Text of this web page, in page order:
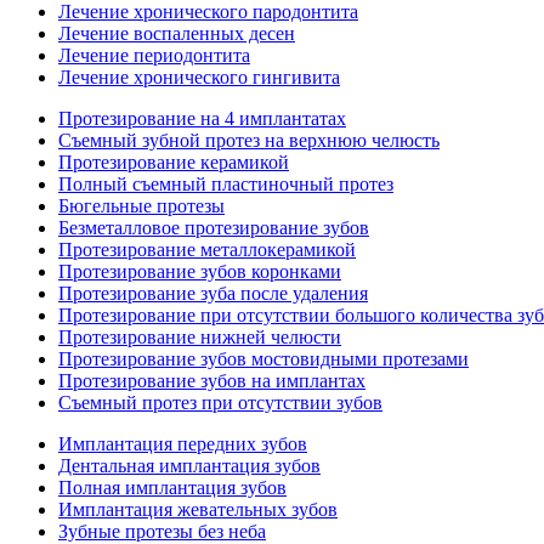
Лечение хронического пародонтита
Лечение воспаленных десен
Лечение периодонтита
Лечение хронического гингивита
Протезирование на 4 имплантатах
Съемный зубной протез на верхнюю челюсть
Протезирование керамикой
Полный съемный пластиночный протез
Бюгельные протезы
Безметалловое протезирование зубов
Протезирование металлокерамикой
Протезирование зубов коронками
Протезирование зуба после удаления
Протезирование при отсутствии большого количества
Протезирование нижней челюсти
Протезирование зубов мостовидными протезами
Протезирование зубов на имплантах
Съемный протез при отсутствии зубов
Имплантация передних зубов
Дентальная имплантация зубов
Полная имплантация зубов
Имплантация жевательных зубов
Зубные протезы без неба